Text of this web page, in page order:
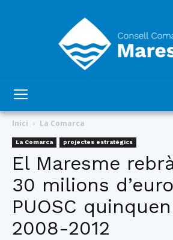
Comarcal
del
Inici La Comarca
La Comarca projectes estratègics
El Maresme
30 milions
PUOSC
2008-2012